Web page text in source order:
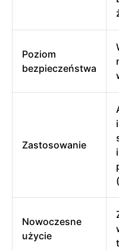
Poziom
bezpieczeństwa
Zastosowanie
Nowoczesne
użycie